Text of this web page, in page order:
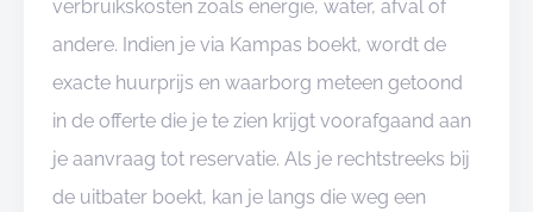
verbruikskosten zoals energie, water, afval of
andere. Indien je via Kampas boekt, wordt de
exacte huurprijs en waarborg meteen getoond
in de offerte die je te zien krijgt voorafgaand aan
je aanvraag tot reservatie. Als je rechtstreeks bij
de uitbater boekt, kan je langs die weg een